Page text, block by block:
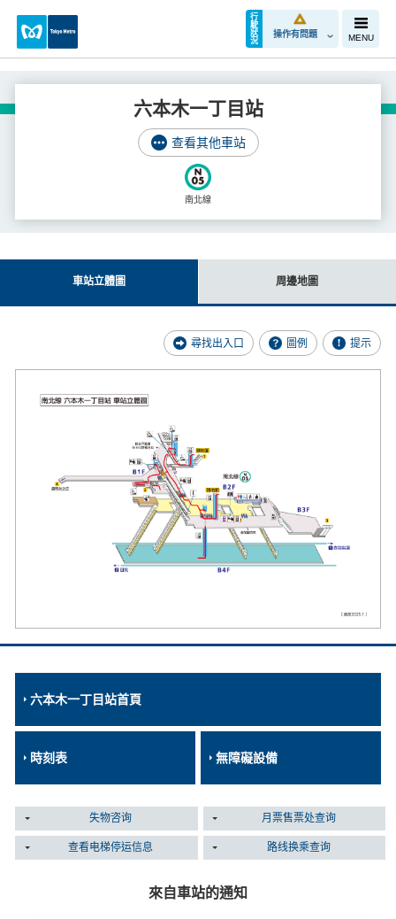
行
駛
狀
況
操作有問題 MENU
六本木一丁目站
查看其他車站
南北線
車站立體圖 周邊地圖
尋找出入口 圖例 提示
六本木一丁目站首頁
時刻表 無障礙設備
失物咨询 月票售票处查询
查看电梯停运信息 路线换乘查询
來自車站的通知